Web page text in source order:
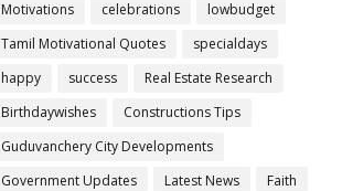
Motivations
celebrations
lowbudget
Tamil Motivational Quotes
specialdays
happy
success
Real Estate Research
Birthdaywishes
Constructions Tips
Guduvanchery City Developments
Government Updates
Latest News
Faith